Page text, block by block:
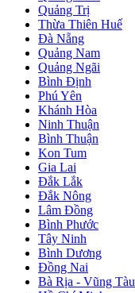
Quảng Trị
Thừa Thiên Huế
Đà Nẵng
Quảng Nam
Quảng Ngãi
Bình Định
Phú Yên
Khánh Hòa
Ninh Thuận
Bình Thuận
Kon Tum
Gia Lai
Đắk Lắk
Đắk Nông
Lâm Đồng
Bình Phước
Tây Ninh
Bình Dương
Đồng Nai
Bà Rịa - Vũng Tàu